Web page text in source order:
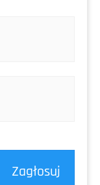
Zagłosuj